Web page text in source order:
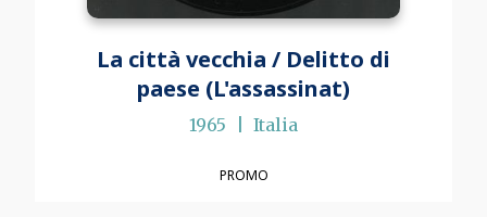
La città vecchia / Delitto di
paese (L'assassinat)
1965 Italia
PROMO